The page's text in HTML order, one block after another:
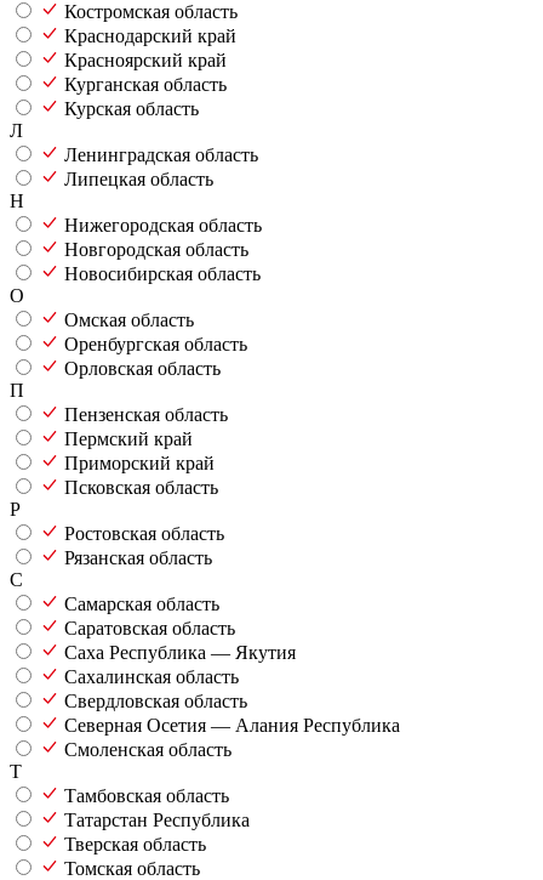
Костромская область
Краснодарский край
Красноярский край
Курганская область
Курская область
Л
Ленинградская область
Липецкая область
Н
Нижегородская область
Новгородская область
Новосибирская область
О
Омская область
Оренбургская область
Орловская область
П
Пензенская область
Пермский край
Приморский край
Псковская область
Р
Ростовская область
Рязанская область
С
Самарская область
Саратовская область
Саха Республика — Якутия
Сахалинская область
Свердловская область
Северная Осетия — Алания Республика
Смоленская область
Т
Тамбовская область
Татарстан Республика
Тверская область
Томская область